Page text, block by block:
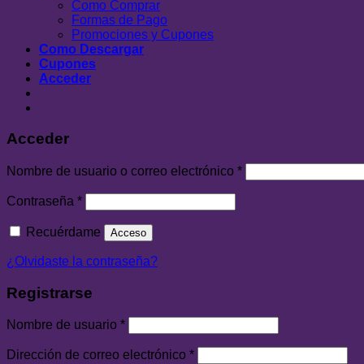
Como Comprar
Formas de Pago
Promociones y Cupones
Como Descargar
Cupones
Acceder
Acceder
Nombre de usuario o correo electrónico *
Contraseña *
Recuérdame Acceso
¿Olvidaste la contraseña?
Registrarse
Nombre de usuario *
Dirección de correo electrónico *